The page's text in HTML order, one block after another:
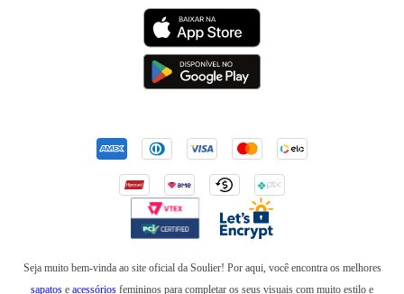
Seja muito bem-vinda ao site oficial da Soulier! Por aqui, você encontra os melhores
sapatos e acessórios femininos para completar os seus visuais com muito estilo e